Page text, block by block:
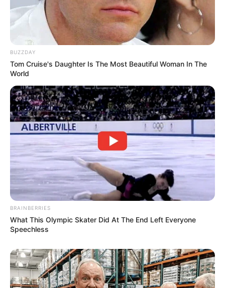
BUZZDAY
Tom Cruise's Daughter Is The Most Beautiful Woman In The
World
BRAINBERRIES
What This Olympic Skater Did At The End Left Everyone
Speechless